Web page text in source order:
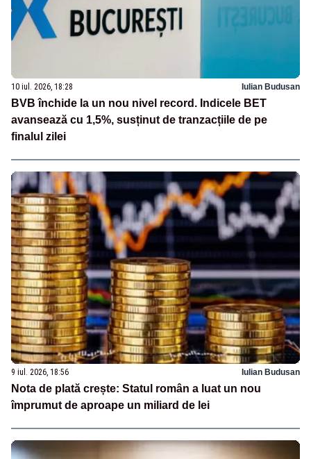
10 iul. 2026, 18:28 Iulian Budusan
BVB închide la un nou nivel record. Indicele BET
avansează cu 1,5%, susținut de tranzacțiile de pe
finalul zilei
9 iul. 2026, 18:56 Iulian Budusan
Nota de plată crește: Statul român a luat un nou
împrumut de aproape un miliard de lei